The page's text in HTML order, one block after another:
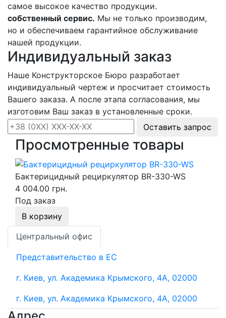
самое высокое качество продукции.
собственный сервис. Мы не только производим,
но и обеспечиваем гарантийное обслуживание
нашей продукции.
Индивидуальный заказ
Наше Конструкторское Бюро разработает
индивидуальный чертеж и просчитает стоимость
Вашего заказа. А после этапа согласования, мы
изготовим Ваш заказ в установленные сроки.
Оставить запрос
Просмотренные товары
Бактерицидный рециркулятор BR-330-WS
4 004.00 грн.
Под заказ
В корзину
Центральный офис
Представительство в ЕС
г. Киев, ул. Академика Крымского, 4А, 02000
г. Киев, ул. Академика Крымского, 4А, 02000